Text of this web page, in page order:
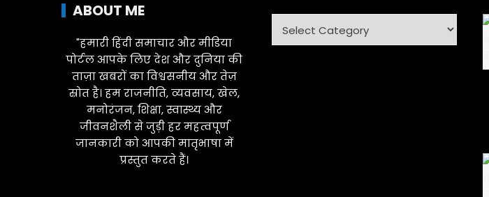
ABOUT ME
"हमारी हिंदी समाचार और मीडिया
पोर्टल आपके लिए देश और दुनिया की
ताज़ा खबरों का विश्वसनीय और तेज़
स्रोत है। हम राजनीति, व्यवसाय, खेल,
मनोरंजन, शिक्षा, स्वास्थ्य और
जीवनशैली से जुड़ी हर महत्वपूर्ण
जानकारी को आपकी मातृभाषा में
प्रस्तुत करते हैं।